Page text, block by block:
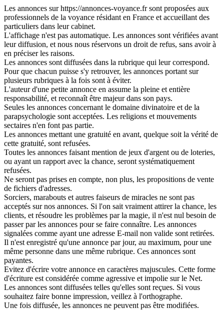
Les annonces sur https://annonces-voyance.fr sont proposées aux
professionnels de la voyance résidant en France et accueillant des
particuliers dans leur cabinet.
L'affichage n'est pas automatique. Les annonces sont vérifiées avant
leur diffusion, et nous nous réservons un droit de refus, sans avoir à
en préciser les raisons.
Les annonces sont diffusées dans la rubrique qui leur correspond.
Pour que chacun puisse s'y retrouver, les annonces portant sur
plusieurs rubriques à la fois sont à éviter.
L'auteur d'une petite annonce en assume la pleine et entière
responsabilité, et reconnaît être majeur dans son pays.
Seules les annonces concernant le domaine divinatoire et de la
parapsychologie sont acceptées. Les religions et mouvements
sectaires n'en font pas partie.
Les annonces mettant une gratuité en avant, quelque soit la vérité de
cette gratuité, sont refusées.
Toutes les annonces faisant mention de jeux d'argent ou de loteries,
ou ayant un rapport avec la chance, seront systématiquement
refusées.
Ne seront pas prises en compte, non plus, les propositions de vente
de fichiers d'adresses.
Sorciers, marabouts et autres faiseurs de miracles ne sont pas
acceptés sur nos annonces. Si l'on sait vraiment attirer la chance, les
clients, et résoudre les problèmes par la magie, il n'est nul besoin de
passer par les annonces pour se faire connaître. Les annonces
signalées comme ayant une adresse E-mail non valide sont retirées.
Il n'est enregistré qu'une annonce par jour, au maximum, pour une
même personne dans une même rubrique. Ces annonces sont
payantes.
Evitez d'écrire votre annonce en caractères majuscules. Cette forme
d'écriture est considérée comme agressive et impolie sur le Net.
Les annonces sont diffusées telles qu'elles sont reçues. Si vous
souhaitez faire bonne impression, veillez à l'orthographe.
Une fois diffusée, les annonces ne peuvent pas être modifiées.